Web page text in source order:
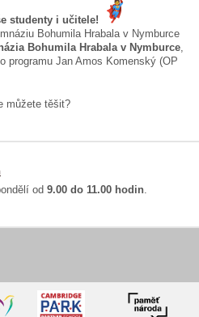
studenty i učitele!
Bohumila Hrabala v Nymburce
Bohumila Hrabala v Nymburce,
programu Jan Amos Komenský (OP
můžete těšit?
od 9.00 do 11.00 hodin.